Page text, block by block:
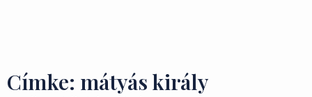
Címke: mátyás király